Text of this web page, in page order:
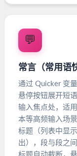
💬
常言（常用语
通过 Quicker 变
悬停按钮展开短
输入焦点处，适
本等高频输入场
标题（列表中显
出），段与段之